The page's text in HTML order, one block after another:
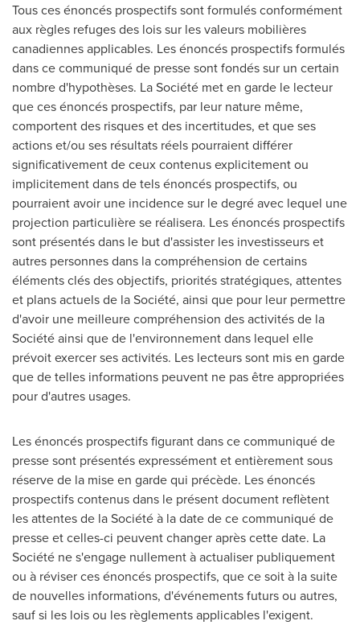
Tous ces énoncés prospectifs sont formulés conformément
aux règles refuges des lois sur les valeurs mobilières
canadiennes applicables. Les énoncés prospectifs formulés
dans ce communiqué de presse sont fondés sur un certain
nombre d'hypothèses. La Société met en garde le lecteur
que ces énoncés prospectifs, par leur nature même,
comportent des risques et des incertitudes, et que ses
actions et/ou ses résultats réels pourraient différer
significativement de ceux contenus explicitement ou
implicitement dans de tels énoncés prospectifs, ou
pourraient avoir une incidence sur le degré avec lequel une
projection particulière se réalisera. Les énoncés prospectifs
sont présentés dans le but d'assister les investisseurs et
autres personnes dans la compréhension de certains
éléments clés des objectifs, priorités stratégiques, attentes
et plans actuels de la Société, ainsi que pour leur permettre
d'avoir une meilleure compréhension des activités de la
Société ainsi que de l'environnement dans lequel elle
prévoit exercer ses activités. Les lecteurs sont mis en garde
que de telles informations peuvent ne pas être appropriées
pour d'autres usages.
Les énoncés prospectifs figurant dans ce communiqué de
presse sont présentés expressément et entièrement sous
réserve de la mise en garde qui précède. Les énoncés
prospectifs contenus dans le présent document reflètent
les attentes de la Société à la date de ce communiqué de
presse et celles-ci peuvent changer après cette date. La
Société ne s'engage nullement à actualiser publiquement
ou à réviser ces énoncés prospectifs, que ce soit à la suite
de nouvelles informations, d'événements futurs ou autres,
sauf si les lois ou les règlements applicables l'exigent.